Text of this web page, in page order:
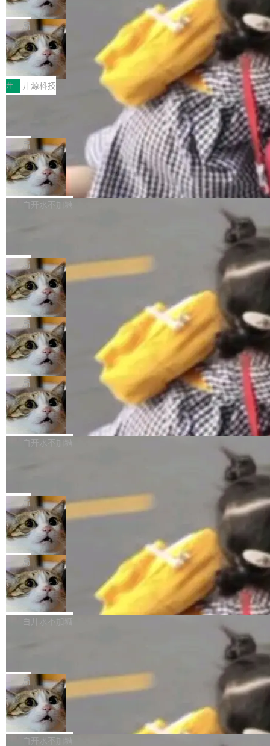
（<a href="https://bugzilla.mozilla.org/show_
bug.cgi?id=204...
orkers 跑了十年 Isolate。用 CEO Matthew Pri
nce 的话说：「我们一生都在用 Isolate 运行代
码，而 AI Agent 不需要容器，它们需要的是 Iso
late。」 容器为什么不合适 容器的问题在于启动
和销毁都太重了。一个 Agent 要执行的任务可能
只需要几毫秒的 CPU 时间，但容器从冷启动到
就绪要花数秒。如果未来有十...
诉讼，称“Apple is getting this wron
g”
上个月，苹果一纸诉状把 OpenAI 告上法庭，指
控其挖角苹果前员工并窃取商业秘密。苹果的诉
状把 OpenAI 描述成一个系统性地从前东家挖
人、套取机密信息的对手。 OpenAI 没发律师
函，也没选择庭外沉默。它在官网贴了一篇博
文，标题只有六个字：Apple is getting this wro
ng。 然后，它把邮件往来和 iMessage 聊天记
录全贴了出来。 他发错人了 苹果外部律师 Gabr
iel Gross 来自 Weil 律所，2 月 23 日下午 5:53
给 OpenAI 总法律顾问 Che Chang 发了封邮
件，附了一封长信，要求 OpenAI 配合调查前苹
果员工带走机密信...
局
HUAWEI MatePad Edge上架WorkBu
ddy鸿蒙PC版，说话就能干活的AI办公
搭子
全能AI工作台WorkBuddy鸿蒙PC版上架HUAWE
I MatePad Edge应用市场，直接下载即可使
用，与鸿蒙电脑上的体验一致。值得一提的是，
这是目前市面上唯一支持平板接入WorkBuddy P
C版的产品，搭载“人机双写”重磅功能——你写
你的，AI写AI的，同屏协作互不干扰。一句话让
AI帮你干活，现在开启全新体验！ 温馨提示：
体验WorkBuddy鸿蒙PC版前，请将 HUAWEI M
atePad Edge 升级至 HarmonyOS 6.1.0.135S
P9 patch03及以上版本。 *升级路径：设置 > 搜
开 开源科技
FFmpeg 9.0 发布：代号“Lei”，以此纪
全球知名开源多媒体框架 FFmpeg 今天正式发
布了 9.0 版本。这个版本除了带来新一代音视频
处理能力和硬件加速支持之外，还有一个特殊之
处：FFmpeg 9.0 的代号是“Lei”。 这个名字，
来自中国开发者雷霄骅（Lei Xiaohua）。 对于
很多中国音视频开发者而言，这个名字并不陌
“启蒙老师”。 而今年，恰好是雷霄骅离世十周
年。FFmpeg 社区最终选择用一个大版本的名
字，留下了这份纪念。 雷霄骅曾是中国传媒大学
数字电视技术方向的博士生，长期从事视频、音
频技...
局
亚马逊成本失控：AI 写代码烧掉 1215
万元，超预算 860%
外媒近日曝光了亚马逊的多份内部报告显示，AI
导致公司在多个项目上超支。《金融时报》报道
编写程序，目标是完成电商平台作者信息与商品
列表的数据匹配 —— 一项常规的数据处理任
务，最终却产生了 180 万美元的账单，实际支出
超出原定预算 860%。 更令人意外的是，该项目
最终并未成功落地，而高额算力消耗持续运行长
达 5 个月，公司直到财务对账时才察觉异常。这
意味着一个无人看管的 AI 程序，在近半年时间
里日夜不停地"烧钱"。 复盘显示，...
白开水不加糖
e CEO Clément Delangue 在 CNBC 的采访里
没有拐弯抹角。他说中国正在赢得 AI 竞赛，而
且按目前的速度，中国 AI 工具预计在今年底或
2027 年就能追上美国前沿实验室的水平。 Dela
ngue 把原因归结为一件事：开放协作。中国的
AI 开发者在一个共享和协作的生态里加速迭代，
而美国模型厂商在"闭门造车"。他的原话是 "buil
ding in silos"——各自为战，互不通气。 这个判
断从他嘴里说出来分量不同。Hugging Face 是
全球最大的开源 AI 平台，上面跑着上百万个模
型。谁在开源赛道上领先，...
局
当 AI agent 把源码变成了最好的扩展系
统，开发者工具必须开源
五年前，David Crawshaw 问过很多软件工程师
一个问题：你写过什么给自己用的程序？答案几
乎都是没有。工程师们整天用别人写的程序写程
序给别人用。偶尔有人自己写个博客系统、智能
家居控制、家庭实验室，都算稀奇事。 Crawsh
aw 是 Shelley 的作者，一个开源 AI coding age
nt。他最近在博客上写了一篇文章，核心论点很
简单：开发者工具必须开源。 理由不是传统的自
由软件情怀，而是一个跟 AI agent 直接相关的
技术判断。 两行 prompt 就能个性化任何软件 C
局
DeepSeek Harness 宣布内测邀请，全
网最大规模开源 Agent 路演现场诞生
一条内测招募帖，发出去的时候大概没人想到它
会变成一场开源 Agent 生态的路演。 8月1日，
DeepSeek Harness 团队负责人崔添翼（tiany
i）在 X 上发帖： 「如果你是 Agent Harness 相
关开源项目的开发者，希望参加 DeepSeek Har
ness 的内测，可以回复或私信联系我。请附上
Harness 负责把能力落到真实环境中——调用工
具、读写文件、管理上下文、处理错误、完成闭
环。崔添翼招人的标...
局
商汤 SenseNova U1.5-Lite-Preview
开源
商汤科技宣布面向社区开源轻量级统一多模态模
型的预览版本 SenseNova U1.5-Lite-Preview。
理解、推理、生成与编辑，还仅以 8B-MoT 的轻
量大小，将能力推进到4K、更精细的真实质感、
更复杂的视觉控制和可持续迭代编辑。 相比 U
1，U1.5-Lite-Preview 在以下方向上带来了显著
提升： 原生支持4K图像生成； 更精细的局部纹
理、细节与真实世界质感； 更准确的中英文文字
生成与复杂版式组织； 更稳定的图...
白开水不加糖
nap。这次是 hwctl——一个用来检查 Ubuntu
硬件认证状态的命令行工具。 Canonical 工程师
Alan Griffiths 在邮件列表中说得很直白：「hwc
tl 是一个 Ubuntu 专有的包，它和它的依赖项都
是 Ubuntu 专有的，不会用在其他发行版上。」
所以 deb 版本的受众实际上为零。既然只有 Ub
untu 用户在用，那用 snap 打包就没什么可纠结
的。 从 deb 到 snap 的迁移路径 hwctl 是 rust-
hwlib 硬件 API 库的一部分，命令行工具负责查
局
Dario Amodei 担心新人来 Anthropic
只为金钱，不为使命
顶级 AI 研究员在两家公司之间来回跳，中间只
隔了几天。 Lilian Weng 上周刚宣布因健康原因
离开 Thinking Machines Lab，说自己作为联合
创始人的角色「太累了」。几天后，The Inform
ation 就曝出她将重回 OpenAI，负责递归自我
改进方向的研究。她是 Thinking Machines 过
一在人才争夺战中失血的公司。六月，Google
连失两员大将：Noam Shazeer 去了 Op...
局
FFmpeg 9.0 发布
FFmpeg 9.0 现已发布，包含多项改进。官方更
新日志列出的 9.0 版本主要更新内容如下： 扩
er HE-AAC 960 解码 (DAB+) transpose_cuda
filter 添加 AMF Frame Rate Converter (vf_frc
_amf) filter SMPTE 2094-50 元数据支持和直
通 ProRes RAW VideoToolbox 硬件加速器 AP
V ...
白开水不加糖
Code 在 X 上发帖：「DeepSeek Flash did 8T
tokens on August 1st. 5T of free usage + 3T
on OpenCode Go.」79.8 万次浏览，连带着 #
DeepSeek一天消耗了8万亿# 上了微博热搜——
注意这是 OpenCode 一家的消耗。 OpenCode
局
NetBSD 11.0 正式发布
NetBSD 11.0 现已正式发布，这是 NetBSD 操
作系统的第十八个主要版本。 自 NetBSD 10.1
白开水不加糖